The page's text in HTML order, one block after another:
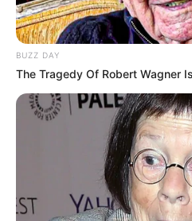
(foto: instagram/
Sinopsis
BUZZ DAY
The Tragedy Of Robert Wagner